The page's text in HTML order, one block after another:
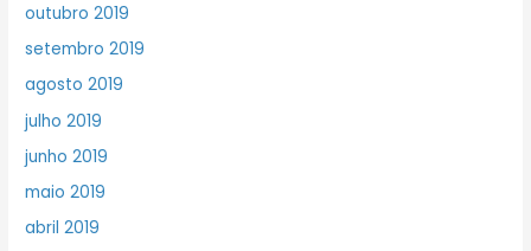
outubro 2019
setembro 2019
agosto 2019
julho 2019
junho 2019
maio 2019
abril 2019